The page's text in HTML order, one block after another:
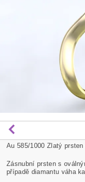
Au 585/1000 Zlatý
Zásnubní prsten s
případě diamantu váha